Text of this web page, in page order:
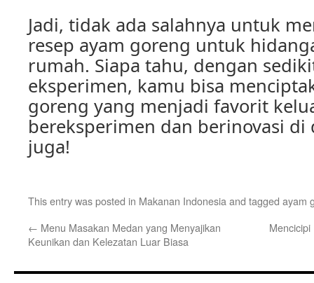
Jadi, tidak ada salahnya untuk
resep ayam goreng untuk
rumah. Siapa tahu, dengan
eksperimen, kamu bisa
goreng yang menjadi favorit
bereksperimen dan berinovasi
juga!
This entry was posted in Makanan Indonesia and tagged ayam
← Menu Masakan Medan yang Menyajikan
Keunikan dan Kelezatan Luar Biasa